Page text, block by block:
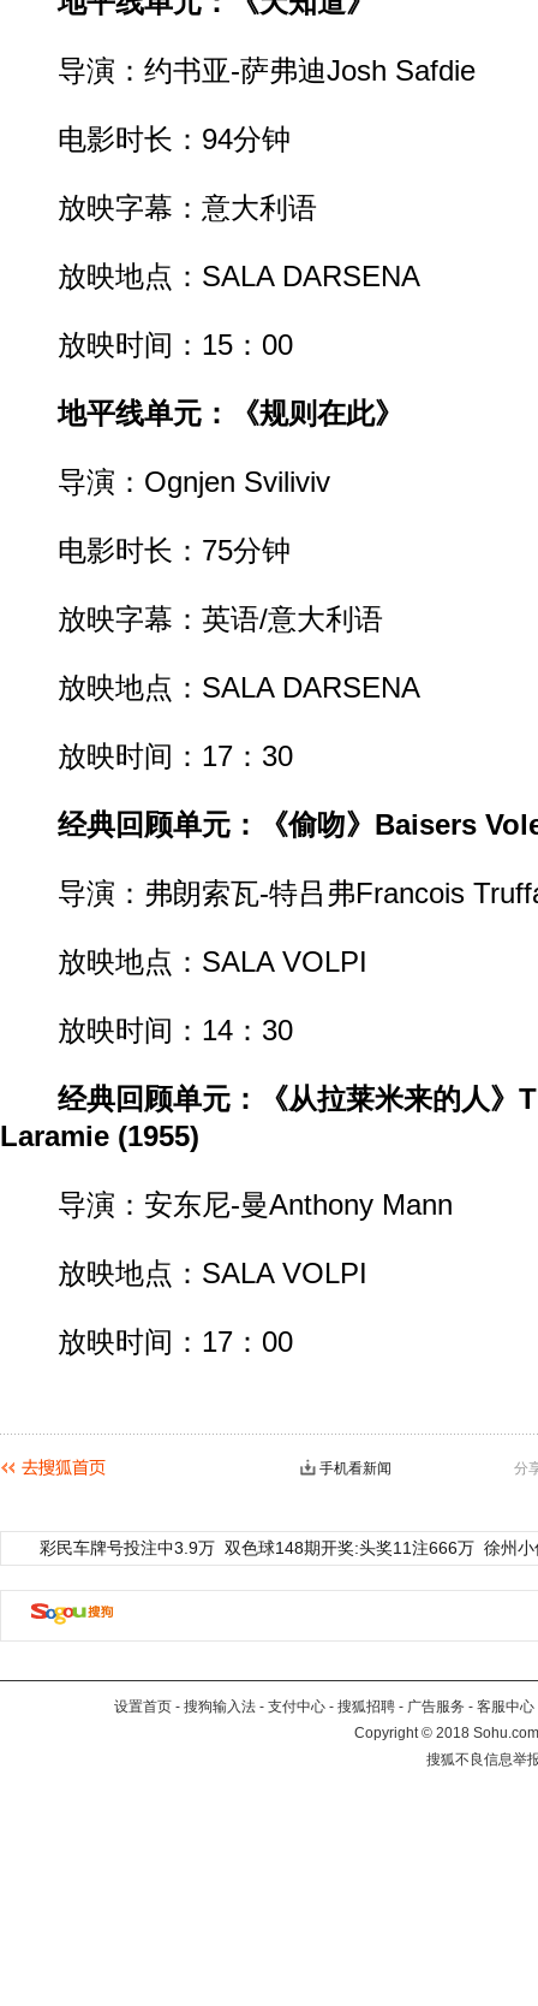
导演：约书亚-萨弗迪Josh Safdie
电影时长：94分钟
放映字幕：意大利语
放映地点：SALA DARSENA
放映时间：15：00
地平线单元：《规则在此》
导演：Ognjen Sviliviv
电影时长：75分钟
放映字幕：英语/意大利语
放映地点：SALA DARSENA
放映时间：17：30
经典回顾单元：《偷吻》Baisers
导演：弗朗索瓦-特吕弗Francois
放映地点：SALA VOLPI
放映时间：14：30
经典回顾单元：《从拉莱米来的人》
Laramie (1955)
导演：安东尼-曼Anthony Mann
放映地点：SALA VOLPI
放映时间：17：00
分
手机看新闻
彩民车牌号投注中3.9万 双色球148期开奖:头奖11注666万 徐州
设置首页 - 搜狗输入法 - 支付中心 - 搜狐招聘 - 广告服务 - 客服中心
Copyright©2018
搜狐不良信息举